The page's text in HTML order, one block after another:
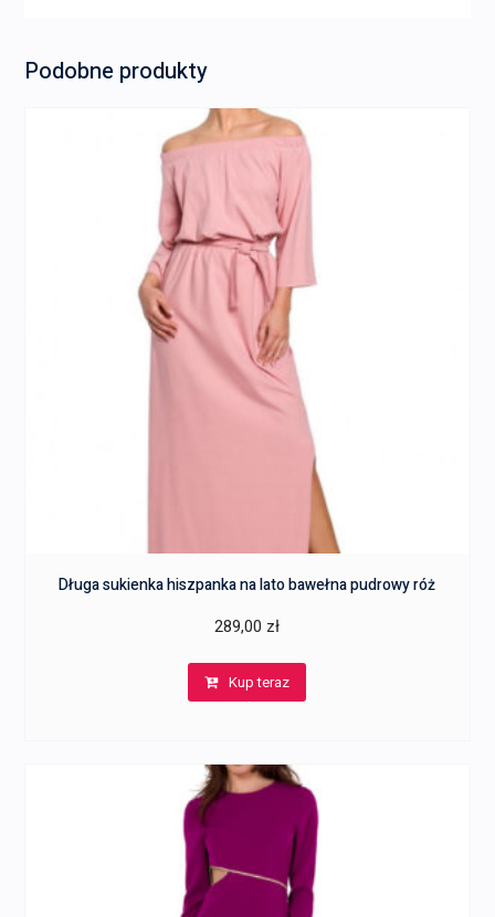
Podobne produkty
Długa sukienka hiszpanka na lato bawełna pudrowy róż
289,00 zł
Kup teraz